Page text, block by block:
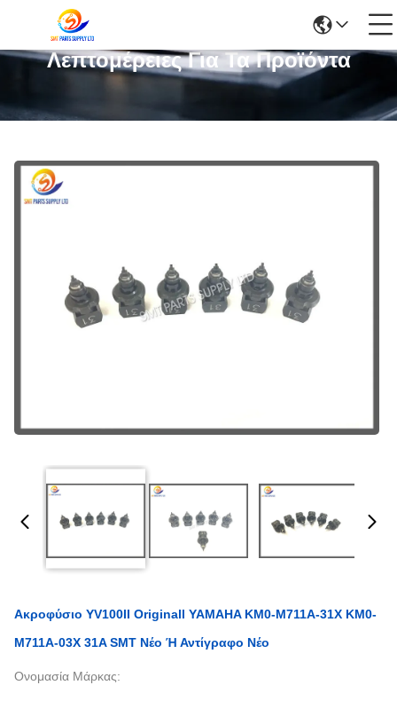
Λεπτομέρειες Για Τα Προϊόντα
Ακροφύσιο YV100II Originall YAMAHA KM0-M711A-31X KM0-
M711A-03X 31A SMT Νέο Ή Αντίγραφο Νέο
Ονομασία Μάρκας: